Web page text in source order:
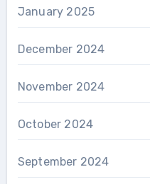
January 2025
December 2024
November 2024
October 2024
September 2024